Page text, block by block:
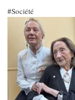
Société